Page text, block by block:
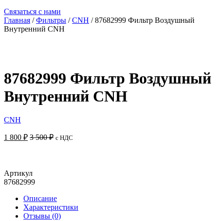
Связаться с нами
Главная /Фильтры /CNH / 87682999 Фильтр Воздушный
Внутренний CNH
87682999 Фильтр Воздушный
Внутренний CNH
CNH
1 800 ₽ 3 500₽ с НДС
Артикул
87682999
Описание
Характеристики
Отзывы (0)